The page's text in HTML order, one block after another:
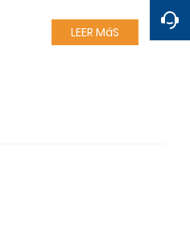
LEER MáS